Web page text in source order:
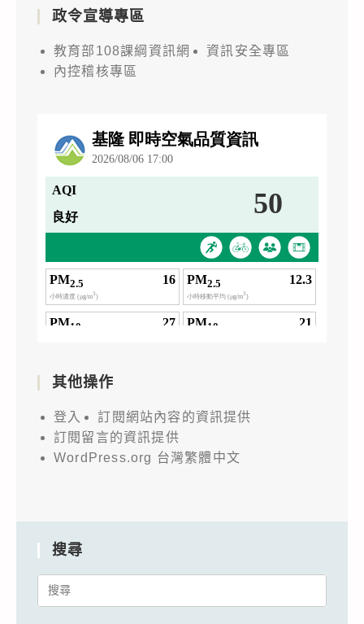
政令宣導專區
教育部108課綱資訊網
資訊安全專區
內控稽核專區
其他操作
登入
訂閱網站內容的資訊提供
訂閱留言的資訊提供
WordPress.org 台灣繁體中文
搜尋
Search